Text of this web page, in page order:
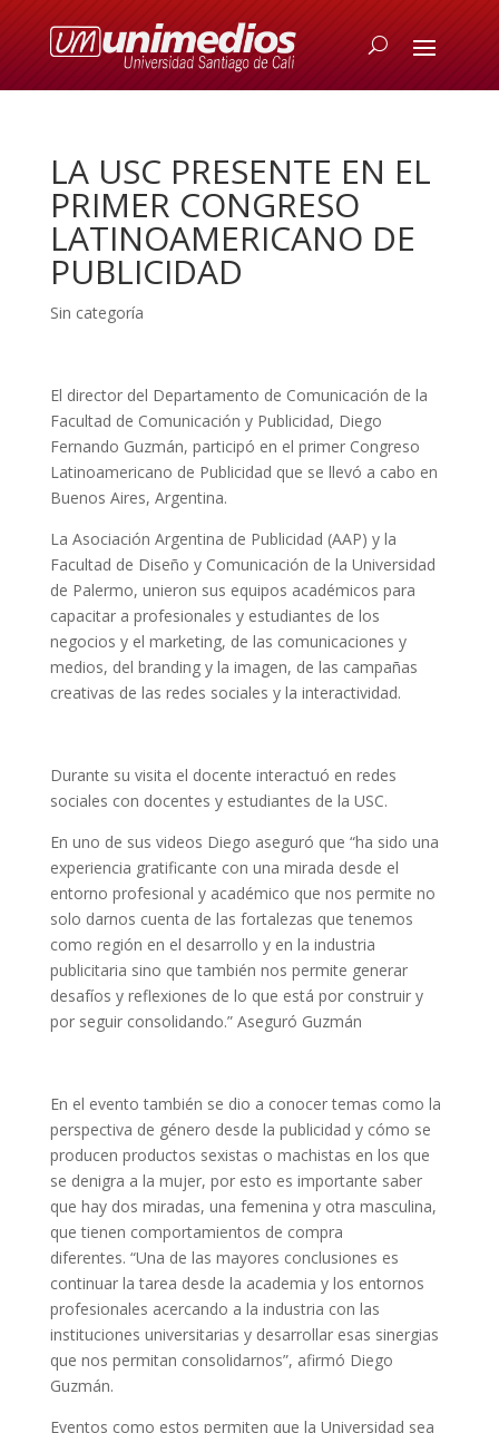
LA USC PRESENTE EN EL
PRIMER CONGRESO
LATINOAMERICANO DE
PUBLICIDAD
Sin categoría
El director del Departamento de Comunicación de la
Facultad de Comunicación y Publicidad, Diego
Fernando Guzmán, participó en el primer Congreso
Latinoamericano de Publicidad que se llevó a cabo en
Buenos Aires, Argentina.
La Asociación Argentina de Publicidad (AAP) y la
Facultad de Diseño y Comunicación de la Universidad
de Palermo, unieron sus equipos académicos para
capacitar a profesionales y estudiantes de los
negocios y el marketing, de las comunicaciones y
medios, del branding y la imagen, de las campañas
creativas de las redes sociales y la interactividad.
Durante su visita el docente interactuó en redes
sociales con docentes y estudiantes de la USC.
En uno de sus videos Diego aseguró que “ha sido una
experiencia gratificante con una mirada desde el
entorno profesional y académico que nos permite no
solo darnos cuenta de las fortalezas que tenemos
como región en el desarrollo y en la industria
publicitaria sino que también nos permite generar
desafíos y reflexiones de lo que está por construir y
por seguir consolidando.” Aseguró Guzmán
En el evento también se dio a conocer temas como la
perspectiva de género desde la publicidad y cómo se
producen productos sexistas o machistas en los que
se denigra a la mujer, por esto es importante saber
que hay dos miradas, una femenina y otra masculina,
que tienen comportamientos de compra
diferentes. “Una de las mayores conclusiones es
continuar la tarea desde la academia y los entornos
profesionales acercando a la industria con las
instituciones universitarias y desarrollar esas sinergias
que nos permitan consolidarnos”, afirmó Diego
Guzmán.
Eventos como estos permiten que la Universidad sea